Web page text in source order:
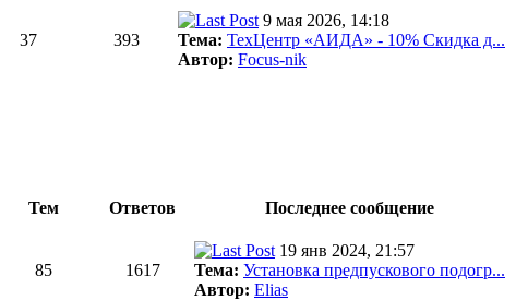
37 393
9 мая 2026, 14:18
Тема: ТехЦентр «АИДА» - 10% Скидка д...
Автор: Focus-nik
Тем Ответов
Последнее сообщение
85 1617
19 янв 2024, 21:57
Тема: Установка предпускового подогр...
Автор: Elias